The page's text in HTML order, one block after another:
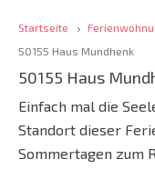
Startseite
50155 Haus Mundhenk
50155 Haus
Einfach mal die
Standort dieser
Sommertagen zum